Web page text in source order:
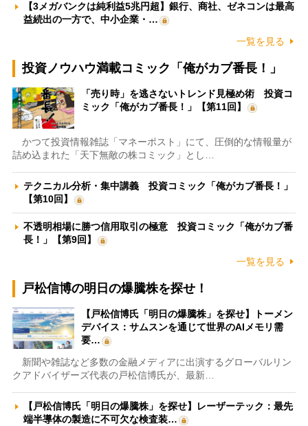
【3メガバンクは純利益5兆円超】銀行、商社、ゼネコンは最高
益続出の一方で、中小企業・…
一覧を見る
投資ノウハウ満載コミック「俺がカブ番長！」
「売り時」を逃さないトレンド見極め術 投資コ
ミック「俺がカブ番長！」【第11回】
かつて投資情報雑誌「マネーポスト」にて、圧倒的な情報量が
詰め込まれた「天下無敵の株コミック」とし…
テクニカル分析・集中講義 投資コミック「俺がカブ番長！」
【第10回】
不透明相場に勝つ信用取引の極意 投資コミック「俺がカブ番
長！」【第9回】
一覧を見る
戸松信博の明日の爆騰株を探せ！
【戸松信博氏「明日の爆騰株」を探せ】トーメン
デバイス：サムスンを通じて世界のAIメモリ需
要…
新聞や雑誌など多数の金融メディアに出演するグローバルリン
クアドバイザーズ代表の戸松信博氏が、最新…
【戸松信博氏「明日の爆騰株」を探せ】レーザーテック：最先
端半導体の製造に不可欠な検査装…